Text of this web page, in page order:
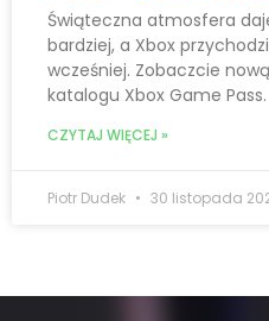
Świąteczna atmosfera
bardziej, a Xbox
wcześniej. Zobaczcie
katalogu Xbox Game Pass.
CZYTAJ WIĘCEJ »
Piotr Dudek 30 listopada